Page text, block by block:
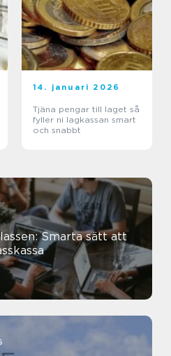
14. januari 2026
Tjäna pengar till laget så
fyller ni lagkassan smart
och snabbt
Smarta sätt att